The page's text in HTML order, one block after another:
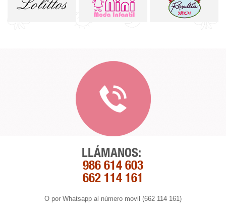
LLÁMANOS:
986 614 603
662 114 161
O por Whatsapp al número movil (662 114 161)